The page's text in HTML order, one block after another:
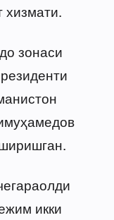
хизмати.
зонаси
икки